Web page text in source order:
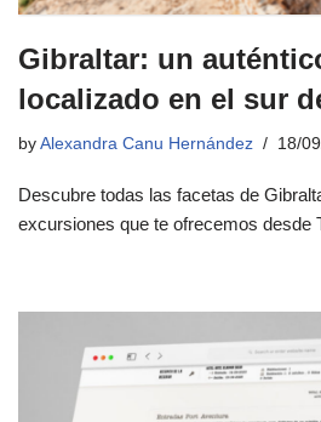
Gibraltar: un
localizado en el sur
by Alexandra Canu Hernández 18/
Descubre todas las facetas de
excursiones que te ofrecemos desde